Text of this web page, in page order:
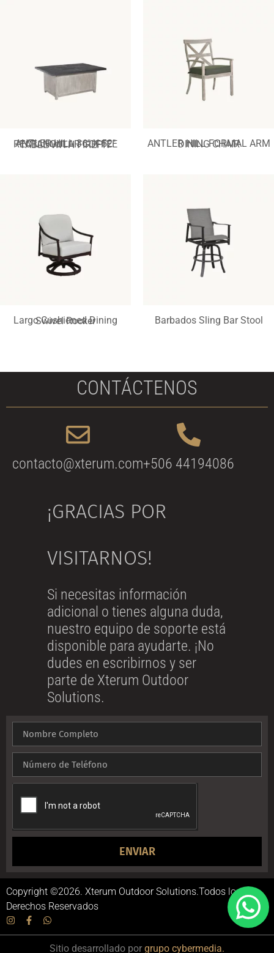
ANTLER HILL 36″ X 52″ RECTANGULAR COFFEE TABLE WITH FIREPIT ANTLER HILL FORMAL ARM DINING CHAIR
Largo Cushioned Dining Swivel Rocker Barbados Sling Bar Stool
CONTÁCTENOS
contacto@xterum.com+506 44194086
¡GRACIAS POR
VISITARNOS!
Si necesitas información
adicional o tienes alguna duda,
nuestro equipo de soporte está
disponible para ayudarte. ¡No
dudes en escribirnos y ser
parte de Xterum Outdoor
Solutions.
ENVIAR
Copyright ©2026. Xterum Outdoor Solutions.Todos los
Derechos Reservados
Sitio desarrollado por grupo cybermedia.